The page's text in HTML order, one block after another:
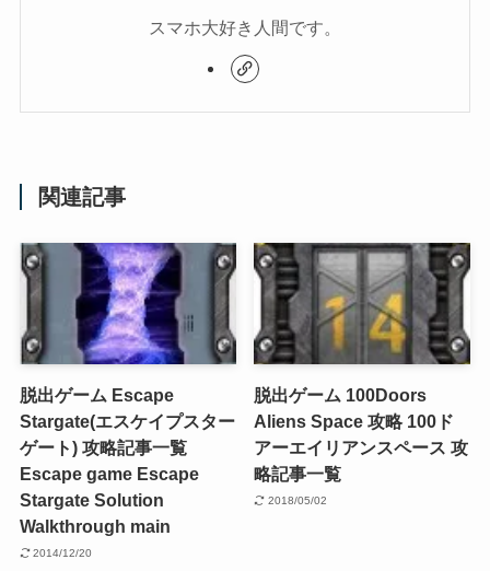
スマホ大好き人間です。
関連記事
脱出ゲーム Escape
Stargate(エスケイプスター
ゲート) 攻略記事一覧
Escape game Escape
Stargate Solution
Walkthrough main
2014/12/20
脱出ゲーム 100Doors
Aliens Space 攻略 100ド
アーエイリアンスペース 攻
略記事一覧
2018/05/02